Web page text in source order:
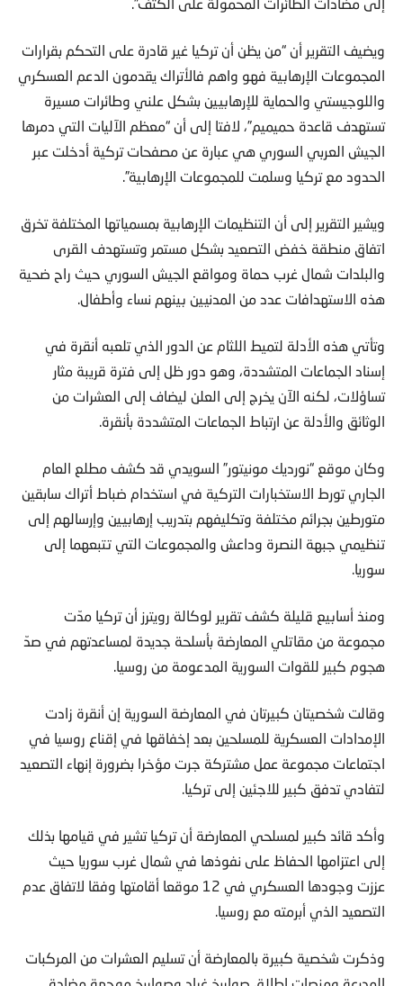
ويضيف التقرير أن “من يظن أن تركيا غير قادرة على التحكم بقرارات
المجموعات الإرهابية فهو واهم فالأتراك يقدمون الدعم العسكري
واللوجيستي والحماية للإرهابيين بشكل علني وطائرات مسيرة
تستهدف قاعدة حميميم”، لافتا إلى أن “معظم الآليات التي دمرها
الجيش العربي السوري هي عبارة عن مصفحات تركية أدخلت عبر
الحدود مع تركيا وسلمت للمجموعات الإرهابية”.
ويشير التقرير إلى أن التنظيمات الإرهابية بمسمياتها المختلفة تخرق
اتفاق منطقة خفض التصعيد بشكل مستمر وتستهدف القرى
والبلدات شمال غرب حماة ومواقع الجيش السوري حيث راح ضحية
هذه الاستهدافات عدد من المدنيين بينهم نساء وأطفال.
وتأتي هذه الأدلة لتميط اللثام عن الدور الذي تلعبه أنقرة في
إسناد الجماعات المتشددة، وهو دور ظل إلى فترة قريبة مثار
تساؤلات، لكنه الآن يخرج إلى العلن ليضاف إلى العشرات من
الوثائق والأدلة عن ارتباط الجماعات المتشددة بأنقرة.
وكان موقع “نورديك مونيتور” السويدي قد كشف مطلع العام
الجاري تورط الاستخبارات التركية في استخدام ضباط أتراك سابقين
متورطين بجرائم مختلفة وتكليفهم بتدريب إرهابيين وإرسالهم إلى
تنظيمي جبهة النصرة وداعش والمجموعات التي تتبعهما إلى
سوريا.
ومنذ أسابيع قليلة كشف تقرير لوكالة رويترز أن تركيا مدّت
مجموعة من مقاتلي المعارضة بأسلحة جديدة لمساعدتهم في صدّ
هجوم كبير للقوات السورية المدعومة من روسيا.
وقالت شخصيتان كبيرتان في المعارضة السورية إن أنقرة زادت
الإمدادات العسكرية للمسلحين بعد إخفاقها في إقناع روسيا في
اجتماعات مجموعة عمل مشتركة جرت مؤخرا بضرورة إنهاء التصعيد
لتفادي تدفق كبير للاجئين إلى تركيا.
وأكد قائد كبير لمسلحي المعارضة أن تركيا تشير في قيامها بذلك
إلى اعتزامها الحفاظ على نفوذها في شمال غرب سوريا حيث
عززت وجودها العسكري في 12 موقعا أقامتها وفقا لاتفاق عدم
التصعيد الذي أبرمته مع روسيا.
وذكرت شخصية كبيرة بالمعارضة أن تسليم العشرات من المركبات